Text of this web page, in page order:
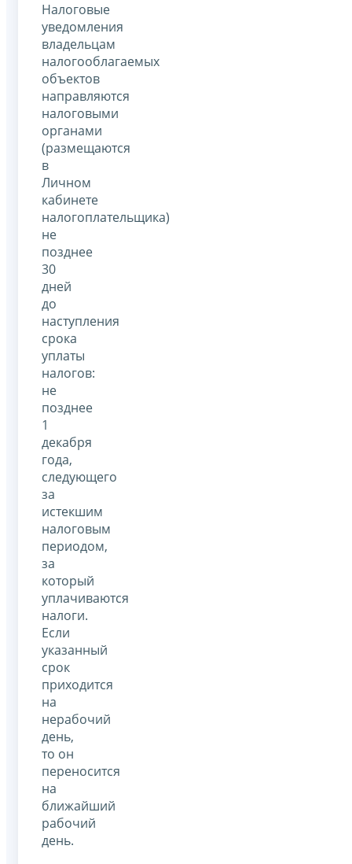
Налоговые
уведомления
владельцам
налогооблагаемых
объектов
направляются
налоговыми
органами
(размещаются
в
Личном
кабинете
налогоплательщика)
не
позднее
30
дней
до
наступления
срока
уплаты
налогов:
не
позднее
1
декабря
года,
следующего
за
истекшим
налоговым
периодом,
за
который
уплачиваются
налоги.
Если
указанный
срок
приходится
на
нерабочий
день,
то он
переносится
на
ближайший
рабочий
день.